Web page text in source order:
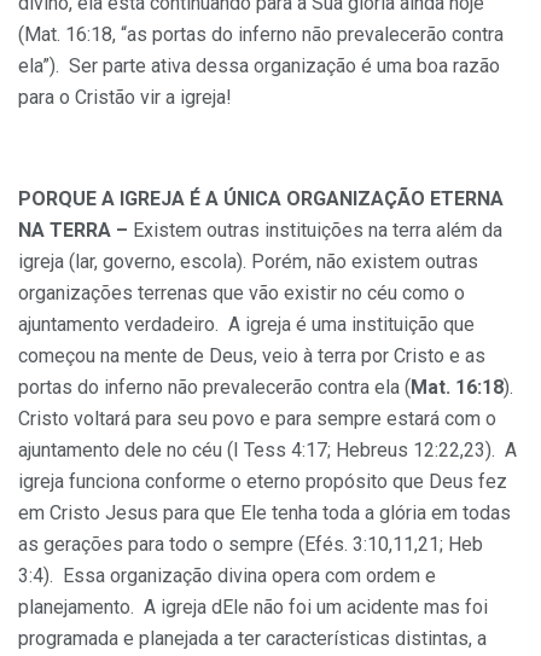
(Mat. 16:18, “as portas do inferno não prevalecerão contra
ela”). Ser parte ativa dessa organização é uma boa razão
para o Cristão vir a igreja!
PORQUE A IGREJA É A ÚNICA ORGANIZAÇÃO ETERNA
NA TERRA – Existem outras instituições na terra além da
igreja (lar, governo, escola). Porém, não existem outras
organizações terrenas que vão existir no céu como o
ajuntamento verdadeiro. A igreja é uma instituição que
começou na mente de Deus, veio à terra por Cristo e as
portas do inferno não prevalecerão contra ela (Mat. 16:18).
Cristo voltará para seu povo e para sempre estará com o
ajuntamento dele no céu (I Tess 4:17; Hebreus 12:22,23). A
igreja funciona conforme o eterno propósito que Deus fez
em Cristo Jesus para que Ele tenha toda a glória em todas
as gerações para todo o sempre (Efés. 3:10,11,21; Heb
3:4). Essa organização divina opera com ordem e
planejamento. A igreja dEle não foi um acidente mas foi
programada e planejada a ter características distintas, a